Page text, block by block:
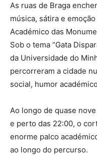
As ruas de Braga
música, sátira e
Académico das
Sob o tema “Gata
da Universidade do
percorreram a cidade
social, humor
Ao longo de quase
e perto das 22:00, o
enorme palco
ao longo do percurso.